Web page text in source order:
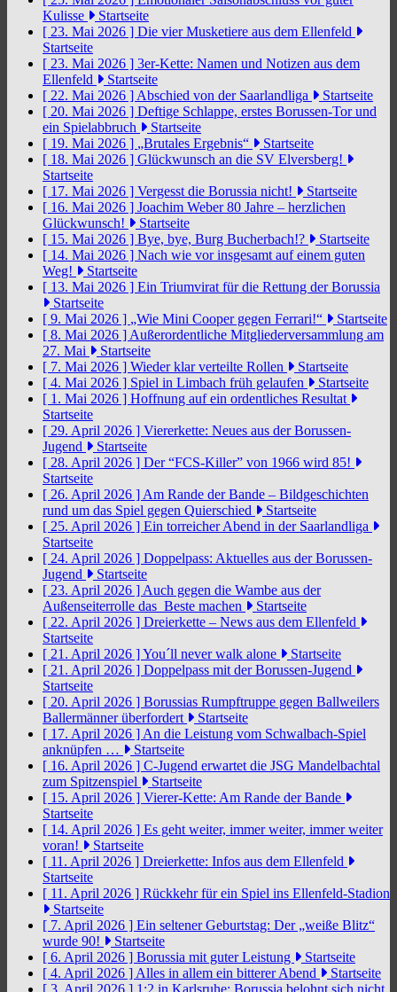
Kulisse
Startseite
[ 23. Mai 2026 ] Die vier Musketiere aus dem Ellenfeld
Startseite
[ 23. Mai 2026 ] 3er-Kette: Namen und Notizen aus dem
Ellenfeld
Startseite
[ 22. Mai 2026 ] Abschied von der Saarlandliga
Startseite
[ 20. Mai 2026 ] Deftige Schlappe, erstes Borussen-Tor und
ein Spielabbruch
Startseite
[ 19. Mai 2026 ] „Brutales Ergebnis“
Startseite
[ 18. Mai 2026 ] Glückwunsch an die SV Elversberg!
Startseite
[ 17. Mai 2026 ] Vergesst die Borussia nicht!
Startseite
[ 16. Mai 2026 ] Joachim Weber 80 Jahre – herzlichen
Glückwunsch!
Startseite
[ 15. Mai 2026 ] Bye, bye, Burg Bucherbach!?
Startseite
[ 14. Mai 2026 ] Nach wie vor insgesamt auf einem guten
Weg!
Startseite
[ 13. Mai 2026 ] Ein Triumvirat für die Rettung der Borussia
Startseite
[ 9. Mai 2026 ] „Wie Mini Cooper gegen Ferrari!“
Startseite
[ 8. Mai 2026 ] Außerordentliche Mitgliederversammlung am
27. Mai
Startseite
[ 7. Mai 2026 ] Wieder klar verteilte Rollen
Startseite
[ 4. Mai 2026 ] Spiel in Limbach früh gelaufen
Startseite
[ 1. Mai 2026 ] Hoffnung auf ein ordentliches Resultat
Startseite
[ 29. April 2026 ] Viererkette: Neues aus der Borussen-
Jugend
Startseite
[ 28. April 2026 ] Der “FCS-Killer” von 1966 wird 85!
Startseite
[ 26. April 2026 ] Am Rande der Bande – Bildgeschichten
rund um das Spiel gegen Quierschied
Startseite
[ 25. April 2026 ] Ein torreicher Abend in der Saarlandliga
Startseite
[ 24. April 2026 ] Doppelpass: Aktuelles aus der Borussen-
Jugend
Startseite
[ 23. April 2026 ] Auch gegen die Wambe aus der
Außenseiterrolle das Beste machen
Startseite
[ 22. April 2026 ] Dreierkette – News aus dem Ellenfeld
Startseite
[ 21. April 2026 ]You´ll never walk alone
Startseite
[ 21. April 2026 ] Doppelpass mit der Borussen-Jugend
Startseite
[ 20. April 2026 ] Borussias Rumpftruppe gegen Ballweilers
Ballermänner überfordert
Startseite
[ 17. April 2026 ] An die Leistung vom Schwalbach-Spiel
anknüpfen …
Startseite
[ 16. April 2026 ] C-Jugend erwartet die JSG Mandelbachtal
zum Spitzenspiel
Startseite
[ 15. April 2026 ] Vierer-Kette: Am Rande der Bande
Startseite
[ 14. April 2026 ] Es geht weiter, immer weiter, immer weiter
voran!
Startseite
[ 11. April 2026 ] Dreierkette: Infos aus dem Ellenfeld
Startseite
[ 11. April 2026 ] Rückkehr für ein Spiel ins Ellenfeld-Stadion
Startseite
[ 7. April 2026 ] Ein seltener Geburtstag: Der „weiße Blitz“
wurde 90!
Startseite
[ 6. April 2026 ] Borussia mit guter Leistung
Startseite
[ 4. April 2026 ] Alles in allem ein bitterer Abend
Startseite
[ 3. April 2026 ] 1:2 in Karlsruhe: Borussia belohnt sich nicht